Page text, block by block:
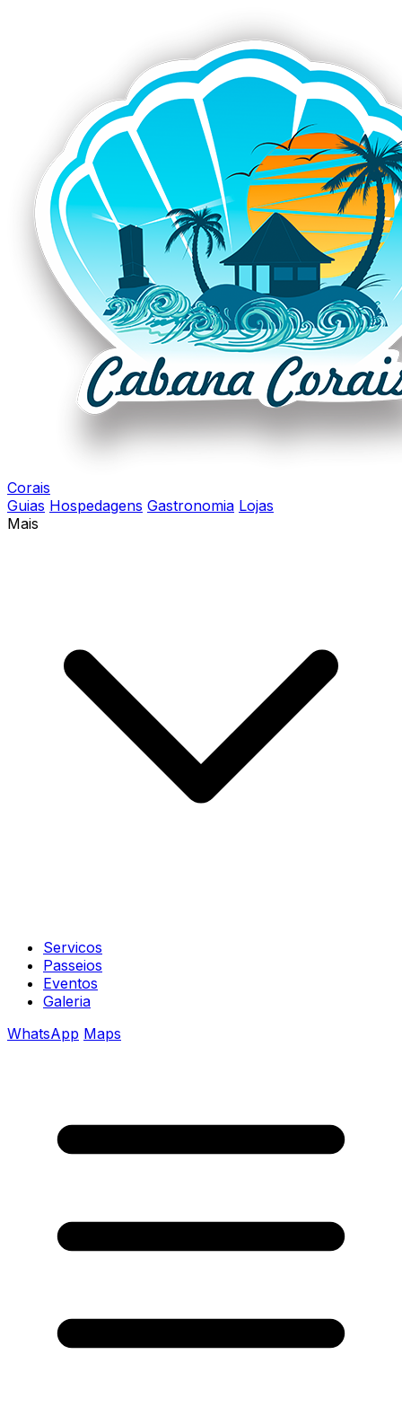
Corais
Guias Hospedagens Gastronomia Lojas
Mais
Servicos
Passeios
Eventos
Galeria
WhatsApp Maps